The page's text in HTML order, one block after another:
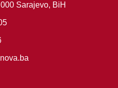
Sarajevo, BiH